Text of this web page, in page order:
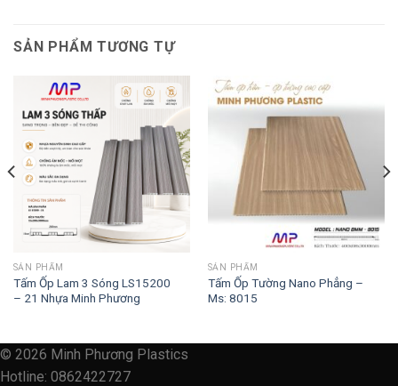
SẢN PHẨM TƯƠNG TỰ
SẢN PHẨM
Tấm Ốp Lam 3 Sóng LS15200
– 21 Nhựa Minh Phương
SẢN PHẨM
Tấm Ốp Tường Nano Phẳng –
Ms: 8015
© 2026 Minh Phương Plastics
Hotline: 0862422727